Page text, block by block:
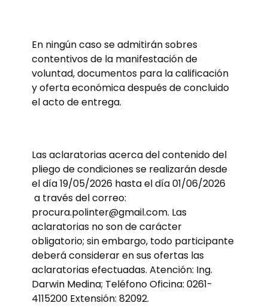
En ningún caso se admitirán sobres
contentivos de la manifestación de
voluntad, documentos para la calificación
y oferta económica después de concluido
el acto de entrega.
Las aclaratorias acerca del contenido del
pliego de condiciones se realizarán desde
el día 19/05/2026 hasta el día 01/06/2026
a través del correo:
procura.polinter@gmail.com. Las
aclaratorias no son de carácter
obligatorio; sin embargo, todo participante
deberá considerar en sus ofertas las
aclaratorias efectuadas. Atención: Ing.
Darwin Medina; Teléfono Oficina: 0261-
4115200 Extensión: 82092.